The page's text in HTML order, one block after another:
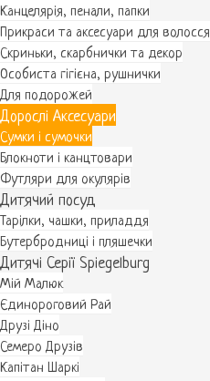
Канцелярія, пенали, папки
Прикраси та аксесуари для волосся
Скриньки, скарбнички та декор
Особиста гігієна, рушнички
Для подорожей
Дорослі Аксесуари
Сумки і сумочки
Блокноти і канцтовари
Футляри для окулярів
Дитячий посуд
Тарілки, чашки, приладдя
Бутербродниці і пляшечки
Дитячі Серії Spiegelburg
Мій Малюк
Єдинороговий Рай
Друзі Діно
Семеро Друзів
Капітан Шаркі